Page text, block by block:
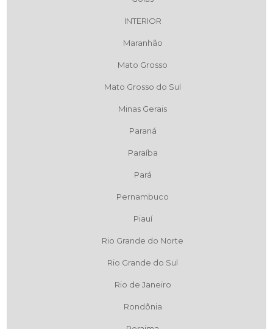
INTERIOR
Maranhão
Mato Grosso
Mato Grosso do Sul
Minas Gerais
Paraná
Paraíba
Pará
Pernambuco
Piauí
Rio Grande do Norte
Rio Grande do Sul
Rio de Janeiro
Rondônia